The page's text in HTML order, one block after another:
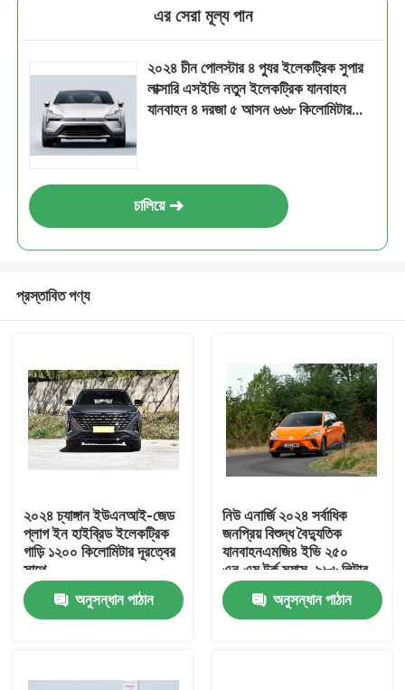
বাড়ি
আমাদের সম্পর্কে
এর সেরা মূল্য পান
২০২৪ চীন পোলস্টার ৪ প্যুর ইলেকট্রিক সুপার
লাক্সারি এসইভি নতুন ইলেকট্রিক যানবাহন
যানবাহন ৪ দরজা ৫ আসন ৬৬৮ কিলোমিটার
চালিয়ে
প্রস্তাবিত পণ্য
২০২৪ চ্যাঙ্গান ইউএনআই-জেড
প্লাগ ইন হাইব্রিড ইলেকট্রিক
গাড়ি ১২০০ কিলোমিটার দূরত্বের
সাথে
অনুসন্ধান পাঠান
নিউ এনার্জি ২০২৪ সর্বাধিক
জনপ্রিয় বিশুদ্ধ বৈদ্যুতিক
যানবাহনএমজি৪ ইভি ২৫০
এন.এম টর্ক ম্যাক্স. ৯৮৬ লিটার
অতিরিক্ত বড় ট্রাক স্পেস
অনুসন্ধান পাঠান